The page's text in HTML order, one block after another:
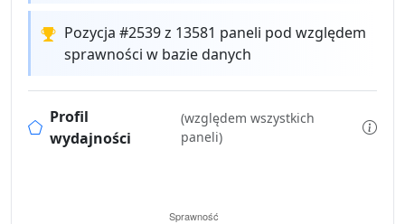
Pozycja #2539 z 13581 paneli pod względem
sprawności w bazie danych
Profil
wydajności
(względem wszystkich
paneli)